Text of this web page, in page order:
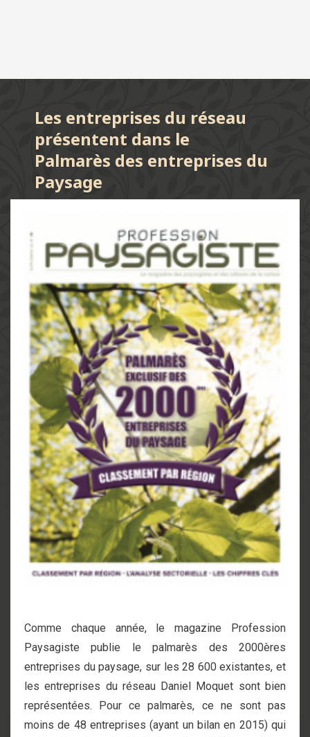
Les entreprises du réseau
présentent dans le
Palmarès des entreprises du
Paysage
Comme chaque année, le magazine Profession
Paysagiste publie le palmarès des 2000ères
entreprises du paysage, sur les 28 600 existantes, et
les entreprises du réseau Daniel Moquet sont bien
représentées. Pour ce palmarès, ce ne sont pas
moins de 48 entreprises (ayant un bilan en 2015) qui